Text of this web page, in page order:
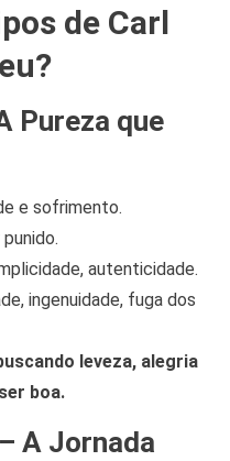
de Carl
Pureza que
e sofrimento.
autenticidade.
ingenuidade, fuga dos
leveza, alegria
boa.
A Jornada